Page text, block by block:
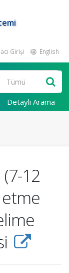
Girişi English
Detaylı Arama
12
etme